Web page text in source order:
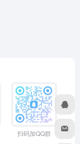
扫码加QQ群